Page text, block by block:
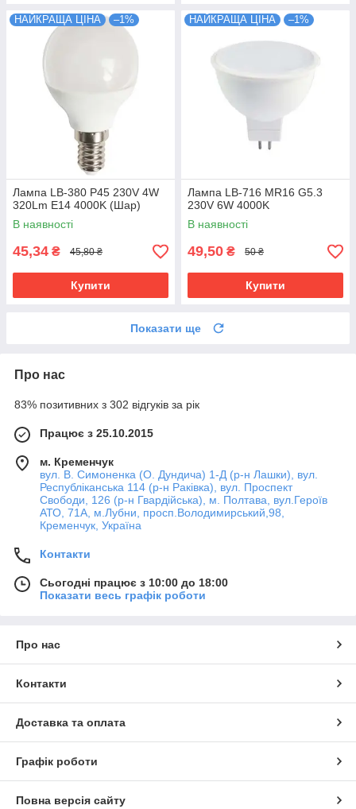
НАЙКРАЩА ЦІНА –1%
Лампа LB-380 P45 230V 4W
320Lm E14 4000K (Шар)
В наявності
45,34 ₴ 45,80 ₴
Купити
НАЙКРАЩА ЦІНА –1%
Лампа LB-716 MR16 G5.3
230V 6W 4000K
В наявності
49,50 ₴ 50 ₴
Купити
Показати ще
Про нас
83% позитивних з 302 відгуків за рік
Працює з 25.10.2015
м. Кременчук
вул. В. Симоненка (О. Дундича) 1-Д (р-н Лашки), вул.
Республіканська 114 (р-н Раківка), вул. Проспект
Свободи, 126 (р-н Гвардійська), м. Полтава, вул.Героїв
АТО, 71А, м.Лубни, просп.Володимирський,98,
Кременчук, Україна
Контакти
Сьогодні працює з 10:00 до 18:00
Показати весь графік роботи
Про нас
Контакти
Доставка та оплата
Графік роботи
Повна версія сайту